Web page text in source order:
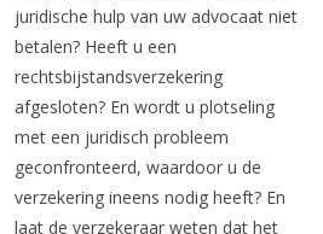
juridische hulp van uw advocaat niet
betalen? Heeft u een
rechtsbijstandsverzekering
afgesloten? En wordt u plotseling
met een juridisch probleem
geconfronteerd, waardoor u de
verzekering ineens nodig heeft? En
laat de verzekeraar weten dat het